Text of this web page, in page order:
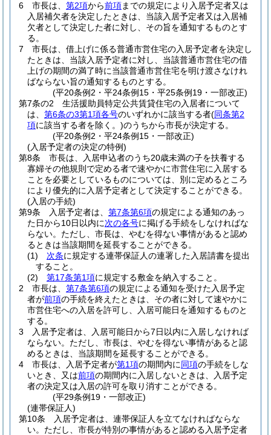
6
市長は、 第2項から前項までの規定により入居予定者又は
入居補欠者を決定したときは、当該入居予定者又は入居補
欠者として決定した者に対し、その旨を通知するものとす
る。
7
市長は、借上げに係る普通市営住宅の入居予定者を決定し
たときは、当該入居予定者に対し、当該普通市営住宅の借
上げの期間の満了時に当該普通市営住宅を明け渡さなけれ
ばならない旨の通知するものとする。
(平20条例2・平24条例15・平25条例19・一部改正)
第7条の2
生活援助員特定公共賃貸住宅の入居者について
は、 第6条の3第1項各号のいずれかに該当する者(同条第2
項に該当する者を除く。)のうちから市長が決定する。
(平20条例2・平24条例15・一部改正)
(入居予定者の決定の特例)
第8条
市長は、入居申込者のうち20歳未満の子を扶養する
寡婦その他規則で定める者で速やかに市営住宅に入居する
ことを必要としているものについては、別に定めるところ
により優先的に入居予定者として決定することができる。
(入居の手続)
第9条
入居予定者は、 第7条第6項の規定による通知のあっ
た日から10日以内に次の各号に掲げる手続をしなければな
らない。 ただし、市長は、やむを得ない事情があると認め
るときは当該期間を延長することができる。
(1)
次条に規定する連帯保証人の連署した入居請書を提出
すること。
(2)
第17条第1項に規定する敷金を納入すること。
2
市長は、 第7条第6項の規定による通知を受けた入居予定
者が前項の手続を終えたときは、その者に対して速やかに
市営住宅への入居を許可し、入居可能日を通知するものと
する。
3
入居予定者は、入居可能日から7日以内に入居しなければ
ならない。 ただし、市長は、やむを得ない事情があると認
めるときは、当該期間を延長することができる。
4
市長は、入居予定者が第1項の期間内に同項の手続をしな
いとき、又は前項の期間内に入居しないときは、入居予定
者の決定又は入居の許可を取り消すことができる。
(平29条例19・一部改正)
(連帯保証人)
第10条
入居予定者は、連帯保証人を立てなければならな
い。 ただし、市長が特別の事情があると認める入居予定者